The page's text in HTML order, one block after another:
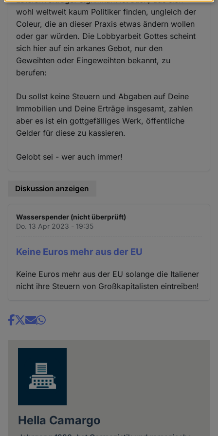
wohl weltweit kaum Politiker finden, ungleich der
Coleur, die an dieser Praxis etwas ändern wollen
oder gar würden. Die Lobbyarbeit Gottes scheint
sich hier auf ein arkanes Gebot, nur den
Geweihten oder Eingeweihten bekannt, zu
berufen:
Du sollst keine Steuern und Abgaben auf Deine
Immobilien und Deine Erträge insgesamt, zahlen
aber es ist ein gottgefälliges Werk, öffentliche
Gelder für diese zu kassieren.
Gelobt sei - wer auch immer!
Diskussion anzeigen
Wasserspender (nicht überprüft)
Do. 13 Apr 2023 - 19:35
Keine Euros mehr aus der EU
Keine Euros mehr aus der EU solange die Italiener
nicht ihre Steuern von Großkapitalisten eintreiben!
Share
Hella Camargo
Daten
und
Cookies